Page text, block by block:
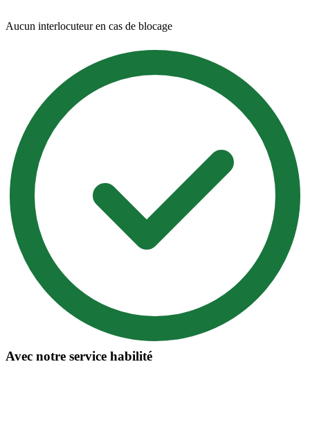
Aucun interlocuteur en cas de blocage
Avec notre service habilité